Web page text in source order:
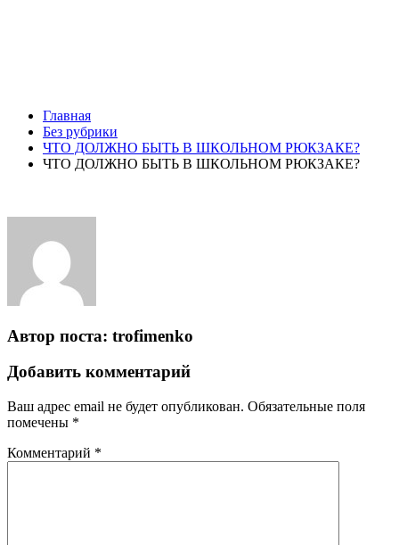
Главная
Без рубрики
ЧТО ДОЛЖНО БЫТЬ В ШКОЛЬНОМ РЮКЗАКЕ?
ЧТО ДОЛЖНО БЫТЬ В ШКОЛЬНОМ РЮКЗАКЕ?
Автор поста: trofimenko
Добавить комментарий
Ваш адрес email не будет опубликован. Обязательные поля
помечены *
Комментарий *